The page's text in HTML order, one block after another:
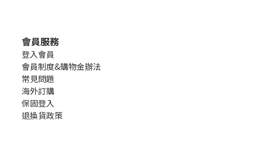
會員服務
登入會員
會員制度&購物金辦法
常見問題
海外訂購
保固登入
退換貨政策